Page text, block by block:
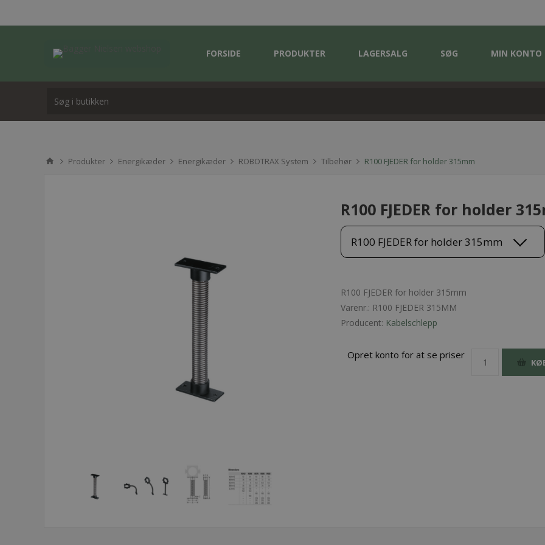
FORSIDE PRODUKTER LAGERSALG SØG MIN KONTO
Produkter Energikæder Energikæder ROBOTRAX System Tilbehør R100 FJEDER for holder 315mm
R100 FJEDER for holder
R100 FJEDER for holder 315mm
R100 FJEDER for holder 315mm
Varenr.: R100 FJEDER 315MM
Producent: Kabelschlepp
Opret konto for at se priser